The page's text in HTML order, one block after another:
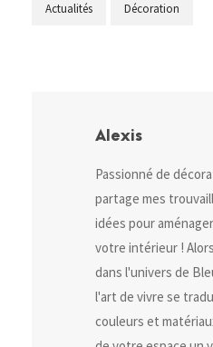
Actualités Décoration
Alexis
Passionné de
partage mes
idées pour
votre intérieur !
dans l'univers de
l'art de vivre se
couleurs et